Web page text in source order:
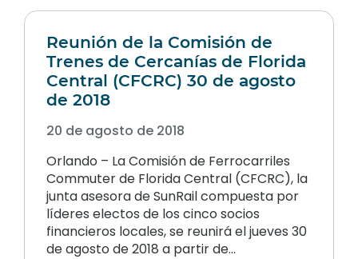
Reunión de la Comisión de
Trenes de Cercanías de Florida
Central (CFCRC) 30 de agosto
de 2018
20 de agosto de 2018
Orlando – La Comisión de Ferrocarriles
Commuter de Florida Central (CFCRC), la
junta asesora de SunRail compuesta por
líderes electos de los cinco socios
financieros locales, se reunirá el jueves 30
de agosto de 2018 a partir de...